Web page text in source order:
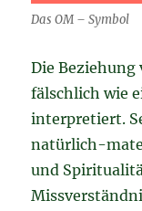
Das OM – Symbol
Die
fälschlich wie
interpretiert.
natürlich-
und